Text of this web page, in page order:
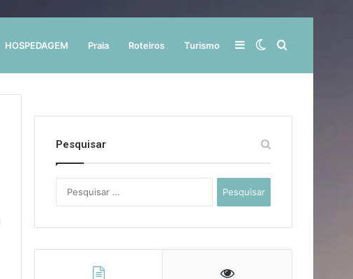
HOSPEDAGEM Praia Roteiros Turismo Procurar
Switch
Barra
Pesquisar
por: